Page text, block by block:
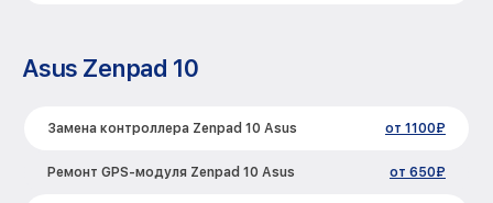
Asus Zenpad 10
Замена контроллера Zenpad 10 Asus от 1100₽
Ремонт GPS-модуля Zenpad 10 Asus от 650₽